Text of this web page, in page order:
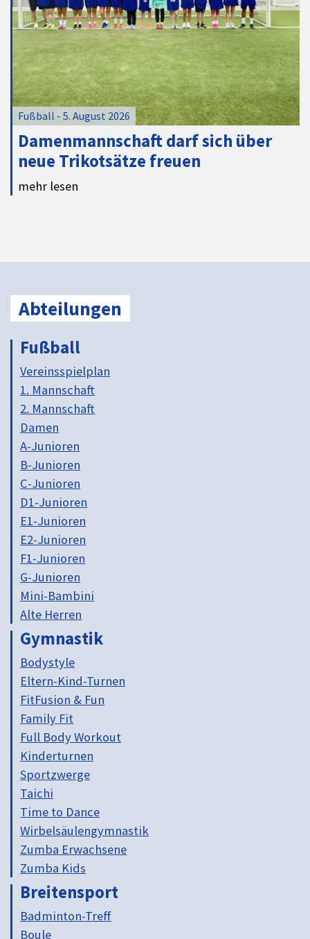
Fußball - 5. August 2026
Damenmannschaft darf sich über
neue Trikotsätze freuen
mehr lesen
Abteilungen
Fußball
Vereinsspielplan
1. Mannschaft
2. Mannschaft
Damen
A-Junioren
B-Junioren
C-Junioren
D1-Junioren
E1-Junioren
E2-Junioren
F1-Junioren
G-Junioren
Mini-Bambini
Alte Herren
Gymnastik
Bodystyle
Eltern-Kind-Turnen
FitFusion & Fun
Family Fit
Full Body Workout
Kinderturnen
Sportzwerge
Taichi
Time to Dance
Wirbelsäulengymnastik
Zumba Erwachsene
Zumba Kids
Breitensport
Badminton-Treff
Boule